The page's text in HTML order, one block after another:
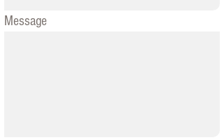
Message